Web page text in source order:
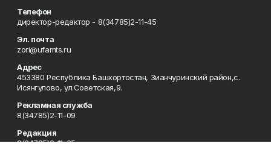
Телефон
директор-редактор - 8(34785)2-11-45
Эл. почта
zori@ufamts.ru
Адрес
453380 Республика Башкортостан, Зианчуринский район,с.
Исянгулово, ул.Советская,9.
Рекламная служба
8(34785)2-11-09
Редакция
8(34785)2-11-25